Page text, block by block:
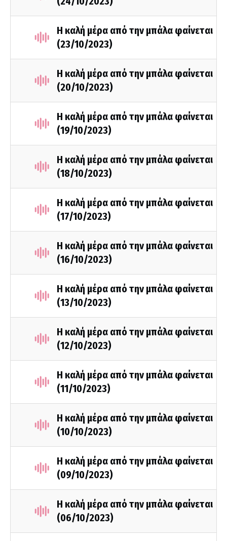
Η καλή μέρα από την μπάλα φαίνεται
(23/10/2023)
Η καλή μέρα από την μπάλα φαίνεται
(20/10/2023)
Η καλή μέρα από την μπάλα φαίνεται
(19/10/2023)
Η καλή μέρα από την μπάλα φαίνεται
(18/10/2023)
Η καλή μέρα από την μπάλα φαίνεται
(17/10/2023)
Η καλή μέρα από την μπάλα φαίνεται
(16/10/2023)
Η καλή μέρα από την μπάλα φαίνεται
(13/10/2023)
Η καλή μέρα από την μπάλα φαίνεται
(12/10/2023)
Η καλή μέρα από την μπάλα φαίνεται
(11/10/2023)
Η καλή μέρα από την μπάλα φαίνεται
(10/10/2023)
Η καλή μέρα από την μπάλα φαίνεται
(09/10/2023)
Η καλή μέρα από την μπάλα φαίνεται
(06/10/2023)